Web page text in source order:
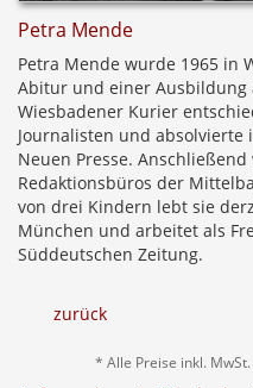
Petra Mende
Petra Mende wurde 1965 in
Abitur und einer Ausbildung
Wiesbadener Kurier
Journalisten und absolvierte
Neuen Presse.
Redaktionsbüros der
von drei Kindern lebt sie
München und arbeitet als
Süddeutschen Zeitung.
zurück
* Alle Preise inkl.